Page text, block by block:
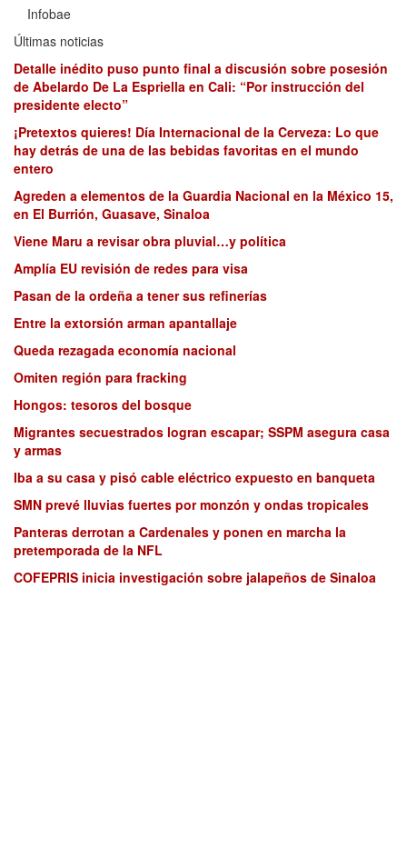
Infobae
Últimas noticias
Detalle inédito puso punto final a discusión sobre posesión
de Abelardo De La Espriella en Cali: “Por instrucción del
presidente electo”
¡Pretextos quieres! Día Internacional de la Cerveza: Lo que
hay detrás de una de las bebidas favoritas en el mundo
entero
Agreden a elementos de la Guardia Nacional en la México 15,
en El Burrión, Guasave, Sinaloa
Viene Maru a revisar obra pluvial…y política
Amplía EU revisión de redes para visa
Pasan de la ordeña a tener sus refinerías
Entre la extorsión arman apantallaje
Queda rezagada economía nacional
Omiten región para fracking
Hongos: tesoros del bosque
Migrantes secuestrados logran escapar; SSPM asegura casa
y armas
Iba a su casa y pisó cable eléctrico expuesto en banqueta
SMN prevé lluvias fuertes por monzón y ondas tropicales
Panteras derrotan a Cardenales y ponen en marcha la
pretemporada de la NFL
COFEPRIS inicia investigación sobre jalapeños de Sinaloa